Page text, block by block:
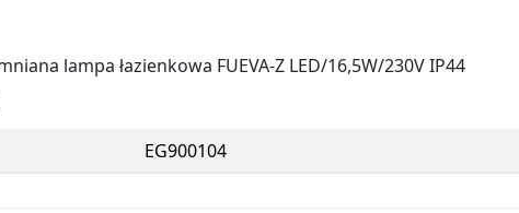
lampa łazienkowa FUEVA-Z LED/16,5W/230V IP44
EG900104